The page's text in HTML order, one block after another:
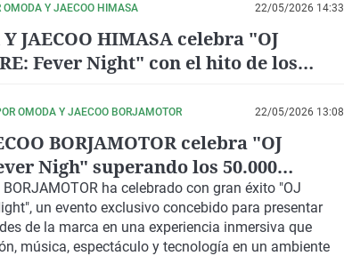
OMODA Y JAECOO HIMASA 22/05/2026 14:33
JAECOO HIMASA celebra "OJ
Fever Night" con el hito de los
OMODA Y JAECOO BORJAMOTOR 22/05/2026 13:08
BORJAMOTOR celebra "OJ
Nigh" superando los 50.000
BORJAMOTOR ha celebrado con gran éxito "OJ
un evento exclusivo concebido para presentar
de la marca en una experiencia inmersiva que
música, espectáculo y tecnología en un ambiente